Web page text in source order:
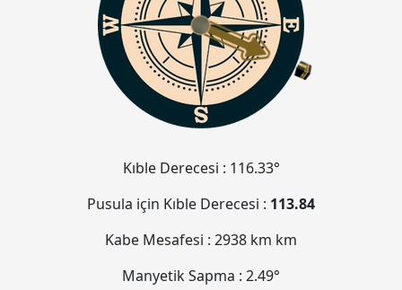
Kıble Derecesi : 116.33°
Pusula için Kıble Derecesi : 113.84
Kabe Mesafesi : 2938 km km
Manyetik Sapma : 2.49°